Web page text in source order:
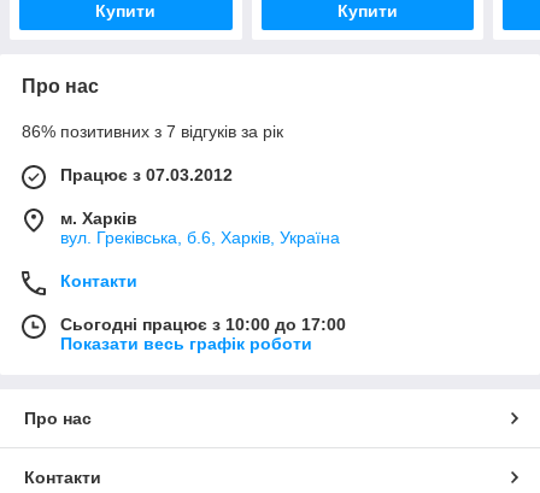
Купити Купити
Про нас
86% позитивних з 7 відгуків за рік
Працює з 07.03.2012
м. Харків
вул. Греківська, б.6, Харків, Україна
Контакти
Сьогодні працює з 10:00 до 17:00
Показати весь графік роботи
Про нас
Контакти